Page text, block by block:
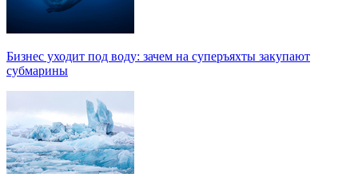
Бизнес уходит под воду: зачем на суперъяхты закупают
субмарины